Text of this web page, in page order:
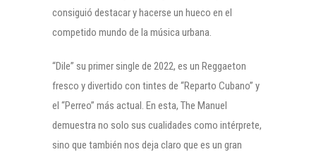
consiguió destacar y hacerse un hueco en el
competido mundo de la música urbana.
“Dile” su primer single de 2022, es un Reggaeton
fresco y divertido con tintes de “Reparto Cubano” y
el “Perreo” más actual. En esta, The Manuel
demuestra no solo sus cualidades como intérprete,
sino que también nos deja claro que es un gran